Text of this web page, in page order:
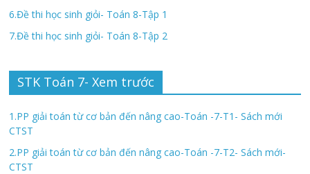
6.Đề thi học sinh giỏi- Toán 8-Tập 1
7.Đề thi học sinh giỏi- Toán 8-Tập 2
STK Toán 7- Xem trước
1.PP giải toán từ cơ bản đến nâng cao-Toán -7-T1- Sách mới
CTST
2.PP giải toán từ cơ bản đến nâng cao-Toán -7-T2- Sách mới-
CTST